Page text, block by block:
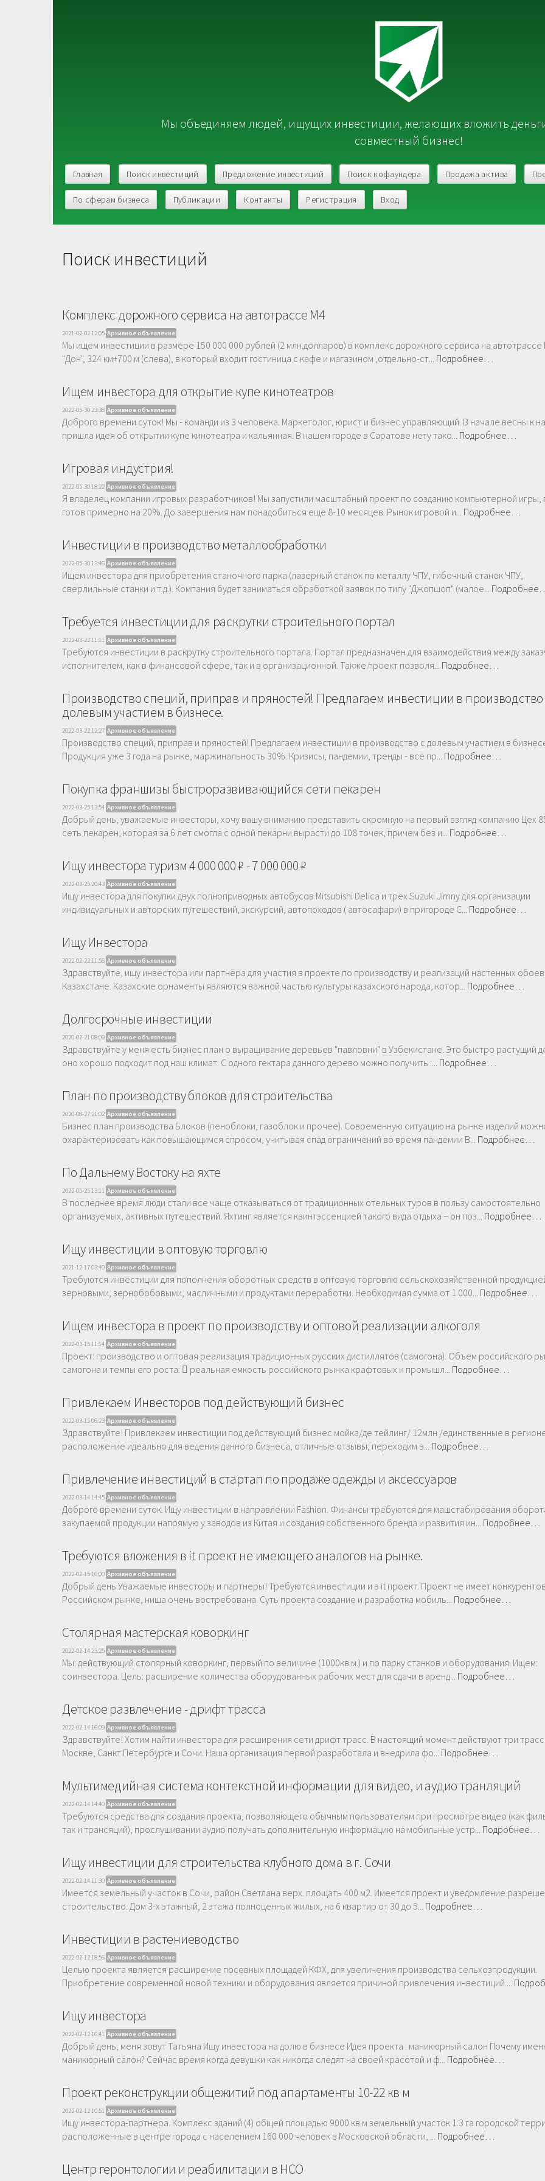
Мы объединяем людей, ищущих инвестиции, желающих вложить
совместный бизнес!
Главная Поиск инвестиций Предложение инвестиций Поиск кофаундера Продажа актива
По сферам бизнеса Публикации Контакты Регистрация Вход
Поиск инвестиций
Комплекс дорожного сервиса на автотрассе М4
2021-02-02 12:05 Архивное объявление
Мы ищем инвестиции в размере 150 000 000 рублей (2 млн.долларов) в комплекс дорожного сервиса на автотрассе
"Дон", 324 км+700 м (слева), в который входит гостиница с кафе и магазином ,отдельно-ст... Подробнее…
Ищем инвестора для открытие купе кинотеатров
2022-05-30 23:38 Архивное объявление
Доброго времени суток! Мы - команди из 3 человека. Маркетолог, юрист и бизнес управляющий. В начале весны к
пришла идея об открытии купе кинотеатра и кальянная. В нашем городе в Саратове нету тако... Подробнее…
Игровая индустрия!
2022-05-30 18:22 Архивное объявление
Я владелец компании игровых разработчиков! Мы запустили масштабный проект по созданию компьютерной игры,
готов примерно на 20%. До завершения нам понадобиться ещё 8-10 месяцев. Рынок игровой и... Подробнее…
Инвестиции в производство металлообработки
2022-05-30 13:46 Архивное объявление
Ищем инвестора для приобретения станочного парка (лазерный станок по металлу ЧПУ, гибочный станок ЧПУ,
сверлильные станки и т.д.). Компания будет заниматься обработкой заявок по типу "Джопшоп" (малое...
Требуется инвестиции для раскрутки строительного портал
2022-03-22 11:11 Архивное объявление
Требуются инвестиции в раскрутку строительного портала. Портал предназначен для взаимодействия между
исполнителем, как в финансовой сфере, так и в организационной. Также проект позволя... Подробнее…
Производство специй, приправ и пряностей! Предлагаем инвестиции в производство
долевым участием в бизнесе.
2022-03-22 12:27 Архивное объявление
Производство специй, приправ и пряностей! Предлагаем инвестиции в производство с долевым участием в
Продукция уже 3 года на рынке, маржинальность 30%. Кризисы, пандемии, тренды - всё пр... Подробнее…
Покупка франшизы быстроразвивающийся сети пекарен
2022-03-25 13:54 Архивное объявление
Добрый день, уважаемые инвесторы, хочу вашу вниманию представить скромную на первый взгляд компанию Цех
сеть пекарен, которая за 6 лет смогла с одной пекарни вырасти до 108 точек, причем без и... Подробнее…
Ищу инвестора туризм 4 000 000 ₽ - 7 000 000 ₽
2022-03-25 20:43 Архивное объявление
Ищу инвестора для покупки двух полноприводных автобусов Mitsubishi Delica и трёх Suzuki Jimny для организации
индивидуальных и авторских путешествий, экскурсий, автопоходов ( автосафари) в пригороде С... Подробнее…
Ищу Инвестора
2022-02-22 11:56 Архивное объявление
Здравствуйте, ищу инвестора или партнёра для участия в проекте по производству и реализаций настенных
Казахстане. Казахские орнаменты являются важной частью культуры казахского народа, котор... Подробнее…
Долгосрочные инвестиции
2020-02-21 08:09 Архивное объявление
Здравствуйте у меня есть бизнес план о выращивание деревьев "павловни" в Узбекистане. Это быстро растущий
оно хорошо подходит под наш климат. С одного гектара данного дерево можно получить :... Подробнее…
План по производству блоков для строительства
2020-08-27 21:02 Архивное объявление
Бизнес план производства Блоков (пеноблоки, газоблок и прочее). Современную ситуацию на рынке изделий
охарактеризовать как повышающимся спросом, учитывая спад ограничений во время пандемии В... Подробнее…
По Дальнему Востоку на яхте
2022-05-25 13:11 Архивное объявление
В последнее время люди стали все чаще отказываться от традиционных отельных туров в пользу самостоятельно
организуемых, активных путешествий. Яхтинг является квинтэссенцией такого вида отдыха – он поз... Подробнее…
Ищу инвестиции в оптовую торговлю
2021-12-17 03:40 Архивное объявление
Требуются инвестиции для пополнения оборотных средств в оптовую торговлю сельскохозяйственной
зерновыми, зернобобовыми, масличными и продуктами переработки. Необходимая сумма от 1 000... Подробнее…
Ищем инвестора в проект по производству и оптовой реализации алкоголя
2022-03-15 11:14 Архивное объявление
Проект: производство и оптовая реализация традиционных русских дистиллятов (самогона). Объем российского
самогона и темпы его роста:  реальная емкость российского рынка крафтовых и промышл... Подробнее…
Привлекаем Инвесторов под действующий бизнес
2022-03-15 06:23 Архивное объявление
Здравствуйте! Привлекаем инвестиции под действующий бизнес мойка/де тейлинг/ 12млн /единственные в
расположение идеально для ведения данного бизнеса, отличные отзывы, переходим в... Подробнее…
Привлечение инвестиций в стартап по продаже одежды и аксессуаров
2022-03-14 14:45 Архивное объявление
Доброго времени суток. Ищу инвестиции в направлении Fashion. Финансы требуются для машстабирования
закупаемой продукции напрямую у заводов из Китая и создания собственного бренда и развития ин... Подробнее…
Требуются вложения в it проект не имеющего аналогов на рынке.
2022-02-15 16:00 Архивное объявление
Добрый день Уважаемые инвесторы и партнеры! Требуются инвестиции и в it проект. Проект не имеет
Российском рынке, ниша очень востребована. Суть проекта создание и разработка мобиль... Подробнее…
Столярная мастерская коворкинг
2022-02-14 23:25 Архивное объявление
Мы: действующий столярный коворкинг, первый по величине (1000кв.м.) и по парку станков и оборудования. Ищем:
соинвестора. Цель: расширение количества оборудованных рабочих мест для сдачи в аренд... Подробнее…
Детское развлечение - дрифт трасса
2022-02-14 16:09 Архивное объявление
Здравствуйте! Хотим найти инвестора для расширения сети дрифт трасс. В настоящий момент действуют три
Москве, Санкт Петербурге и Сочи. Наша организация первой разработала и внедрила фо... Подробнее…
Мультимедийная система контекстной информации для видео, и аудио транляций
2022-02-14 14:40 Архивное объявление
Требуются средства для создания проекта, позволяющего обычным пользователям при просмотре видео (как
так и трансяций), прослушивании аудио получать дополнительную информацию на мобильные устр... Подробнее…
Ищу инвестиции для строительства клубного дома в г. Сочи
2022-02-14 11:30 Архивное объявление
Имеется земельный участок в Сочи, район Светлана верх. площать 400 м2. Имеется проект и уведомление
строительство. Дом 3-х этажный, 2 этажа полноценных жилых, на 6 квартир от 30 до 5... Подробнее…
Инвестиции в растениеводство
2022-02-12 18:56 Архивное объявление
Целью проекта является расширение посевных площадей КФХ, для увеличения производства сельхозпродукции.
Приобретение современной новой техники и оборудования является причиной привлечения инвестиций....
Ищу инвестора
2022-02-12 16:41 Архивное объявление
Добрый день, меня зовут Татьяна Ищу инвестора на долю в бизнесе Идея проекта : маникюрный салон Почему
маникюрный салон? Сейчас время когда девушки как никогда следят на своей красотой и ф... Подробнее…
Проект реконструкции общежитий под апартаменты 10-22 кв м
2022-02-12 10:51 Архивное объявление
Ищу инвестора-партнера. Комплекс зданий (4) общей площадью 9000 кв.м земельный участок 1.3 га городской
расположенные в центре города с населением 160 000 человек в Московской области, ... Подробнее…
Центр геронтологии и реабилитации в НСО